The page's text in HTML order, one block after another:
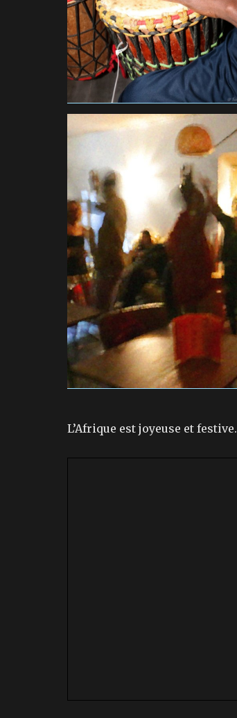
L’Afrique est joyeuse et festive.